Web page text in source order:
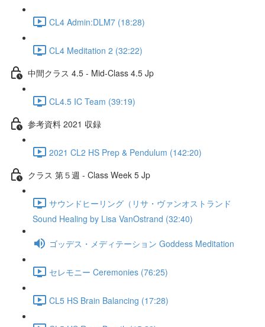
CL4 Admin:DLM7 (18:28)
CL4 Meditation 2 (32:22)
中間クラス 4.5 - Mid-Class 4.5 Jp
CL4.5 IC Team (39:19)
参考資料 2021 収録
2021 CL2 HS Prep & Pendulum (142:20)
クラス 第５週 - Class Week 5 Jp
サウンドヒーリング（リサ・ヴァンオストランド
Sound Healing by Lisa VanOstrand (32:40)
ゴッデス・メディテーション Goddess Meditation
セレモニー Ceremonies (76:25)
CL5 HS Brain Balancing (17:28)